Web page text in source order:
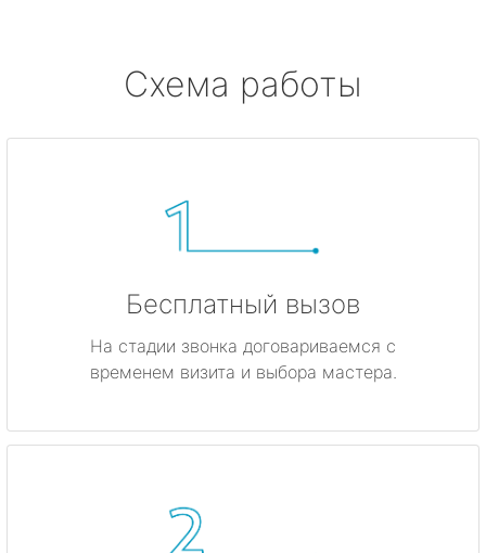
Схема работы
Бесплатный вызов
На стадии звонка договариваемся с
временем визита и выбора мастера.